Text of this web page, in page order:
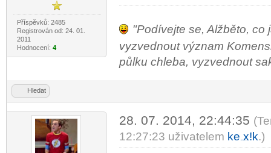
Příspěvků: 2485
Registrován od: 24. 01.
2011
Hodnocení: 4
"Podívejte se, Alžběto, co
vyzvednout význam
půlku chleba, vyzvednout
Hledat
28. 07. 2014, 22:44:35
12:27:23 uživatelem ke x!k.)